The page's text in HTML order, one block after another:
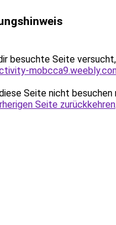
besuchte Seite
Seite nicht
Seite zurückkehren.